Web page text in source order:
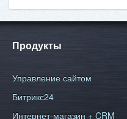
Продукты
Управление сайтом
Битрикс24
Интернет-магазин + CRM